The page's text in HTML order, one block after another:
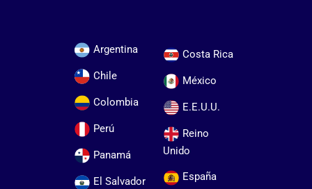
Argentina
Chile
Colombia
Perú
Panamá
El Salvador
Costa Rica
México
E.E.U.U.
Reino
Unido
España